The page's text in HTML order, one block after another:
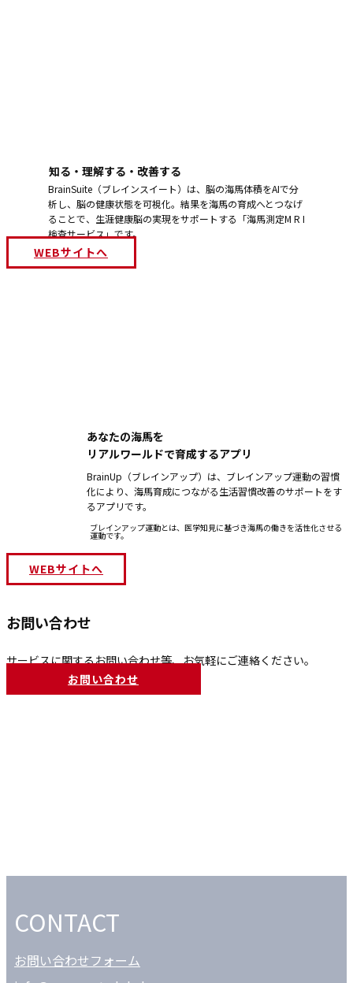
知る・理解する・改善する
BrainSuite（ブレインスイート）は、脳の海馬体積をAIで分
析し、脳の健康状態を可視化。結果を海馬の育成へとつなげ
ることで、生涯健康脳の実現をサポートする「海馬測定M R I
検査サービス」です。
WEBサイトへ
あなたの海馬を
リアルワールドで育成するアプリ
BrainUp（ブレインアップ）は、ブレインアップ運動の習慣
化により、海馬育成につながる生活習慣改善のサポートをす
るアプリです。
ブレインアップ運動とは、医学知見に基づき海馬の働きを活性化させる
運動です。
WEBサイトへ
お問い合わせ
サービスに関するお問い合わせ等、お気軽にご連絡ください​。
お問い合わせ
CONTACT
お問い合わせフォーム